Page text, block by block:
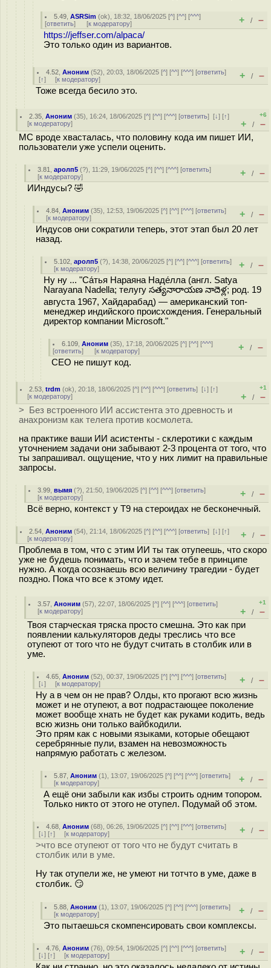
5.49 ,ASRSim (ok), 18:32, 18/06/2025 [^] [^^] [^^^]
[ответить] [к модератору] + / –
https://jeffser.com/alpaca/
Это только один из вариантов.
4.52 ,Аноним (52), 20:03, 18/06/2025 [^] [^^] [^^^] [ответить]
[↑] [к модератору] + / –
Тоже всегда бесило это.
2.35 ,Аноним (35), 16:24, 18/06/2025 [^] [^^] [^^^] [ответить][↓] [↑]
[к модератору]
+6
+ / –
МС вроде хвасталась, что половину кода им пишет ИИ,
пользователи уже успели оценить.
3.81 ,аролп5 (?), 11:29, 19/06/2025 [^] [^^] [^^^] [ответить]
[к модератору] + / –
ИИндусы? 🤣
4.84 ,Аноним (35), 12:53, 19/06/2025 [^] [^^] [^^^] [ответить]
[к модератору] + / –
Индусов они сократили теперь, этот этап был 20 лет
назад.
5.102 ,аролп5 (?), 14:38, 20/06/2025 [^] [^^] [^^^] [ответить]
[к модератору] + / –
Ну ну ... "Са́тья Нараяна Наде́лла (англ. Satya
Narayana Nadella; телугу సత్యనారాయణ నాదెళ్ల; род. 19
августа 1967, Хайдарабад) — американский топ-
менеджер индийского происхождения. Генеральный
директор компании Microsoft."
6.109 ,Аноним (35), 17:18, 20/06/2025 [^] [^^] [^^^]
[ответить] [к модератору] + / –
CEO не пишут код.
2.53 ,trdm (ok), 20:18, 18/06/2025 [^] [^^] [^^^] [ответить][↓] [↑]
[к модератору]
+1
+ / –
> Без встроенного ИИ ассистента это древность и
анахронизм как телега против космолета.
на практике ваши ИИ асистенты - склеротики с каждым
уточнением задачи они забывают 2-3 процента от того, что
ты запрашивал. ощущение, что у них лимит на правильные
запросы.
3.99 ,вымя (?), 21:50, 19/06/2025 [^] [^^] [^^^] [ответить]
[к модератору] + / –
Всё верно, контекст у Т9 на стероидах не бесконечный.
2.54 ,Аноним (54), 21:14, 18/06/2025 [^] [^^] [^^^] [ответить][↓] [↑]
[к модератору] + / –
Проблема в том, что с этим ИИ ты так отупeeшь, что скоро
уже не будешь понимать, что и зачем тебе в принципе
нужно. А когда осознаешь всю величину трагедии - будет
поздно. Пока что все к этому идет.
3.57 ,Аноним (57), 22:07, 18/06/2025 [^] [^^] [^^^] [ответить]
[к модератору]
+1
+ / –
Твоя старческая тряска просто смешна. Это как при
появлении калькуляторов деды треслись что все
отупеют от того что не будут считать в столбик или в
уме.
4.65 ,Аноним (52), 00:37, 19/06/2025 [^] [^^] [^^^] [ответить]
[↓] [к модератору] + / –
Ну а в чем он не прав? Олды, кто прогают всю жизнь
может и не отупеют, а вот подрастающее поколение
может вообще хнать не будет как руками кодить, ведь
всю жизнь они только вайбкодили.
Это прям как с новыми языками, которые обещают
серебрянные пули, взамен на невозможность
напрямую работать с железом.
5.87 ,Аноним (1), 13:07, 19/06/2025 [^] [^^] [^^^] [ответить]
[к модератору] + / –
А ещё они забыли как избы строить одним топором.
Только никто от этого не отупел. Подумай об этом.
4.68 ,Аноним (68), 06:26, 19/06/2025 [^] [^^] [^^^] [ответить]
[↓] [↑] [к модератору] + / –
>что все отупеют от того что не будут считать в
столбик или в уме.
Ну так отупели же, не умеют ни тотчто в уме, даже в
столбик. 😏
5.88 ,Аноним (1), 13:07, 19/06/2025 [^] [^^] [^^^] [ответить]
[к модератору] + / –
Это пытаешься скомпенсировать свои комплексы.
4.76 ,Аноним (76), 09:54, 19/06/2025 [^] [^^] [^^^] [ответить]
[↓] [↑] [к модератору] + / –